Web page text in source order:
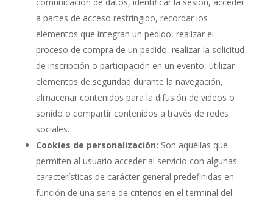
a partes de acceso restringido, recordar los
elementos que integran un pedido, realizar el
proceso de compra de un pedido, realizar la solicitud
de inscripción o participación en un evento, utilizar
elementos de seguridad durante la navegación,
almacenar contenidos para la difusión de videos o
sonido o compartir contenidos a través de redes
sociales.
Cookies de personalización: Son aquéllas que
permiten al usuario acceder al servicio con algunas
características de carácter general predefinidas en
función de una serie de criterios en el terminal del